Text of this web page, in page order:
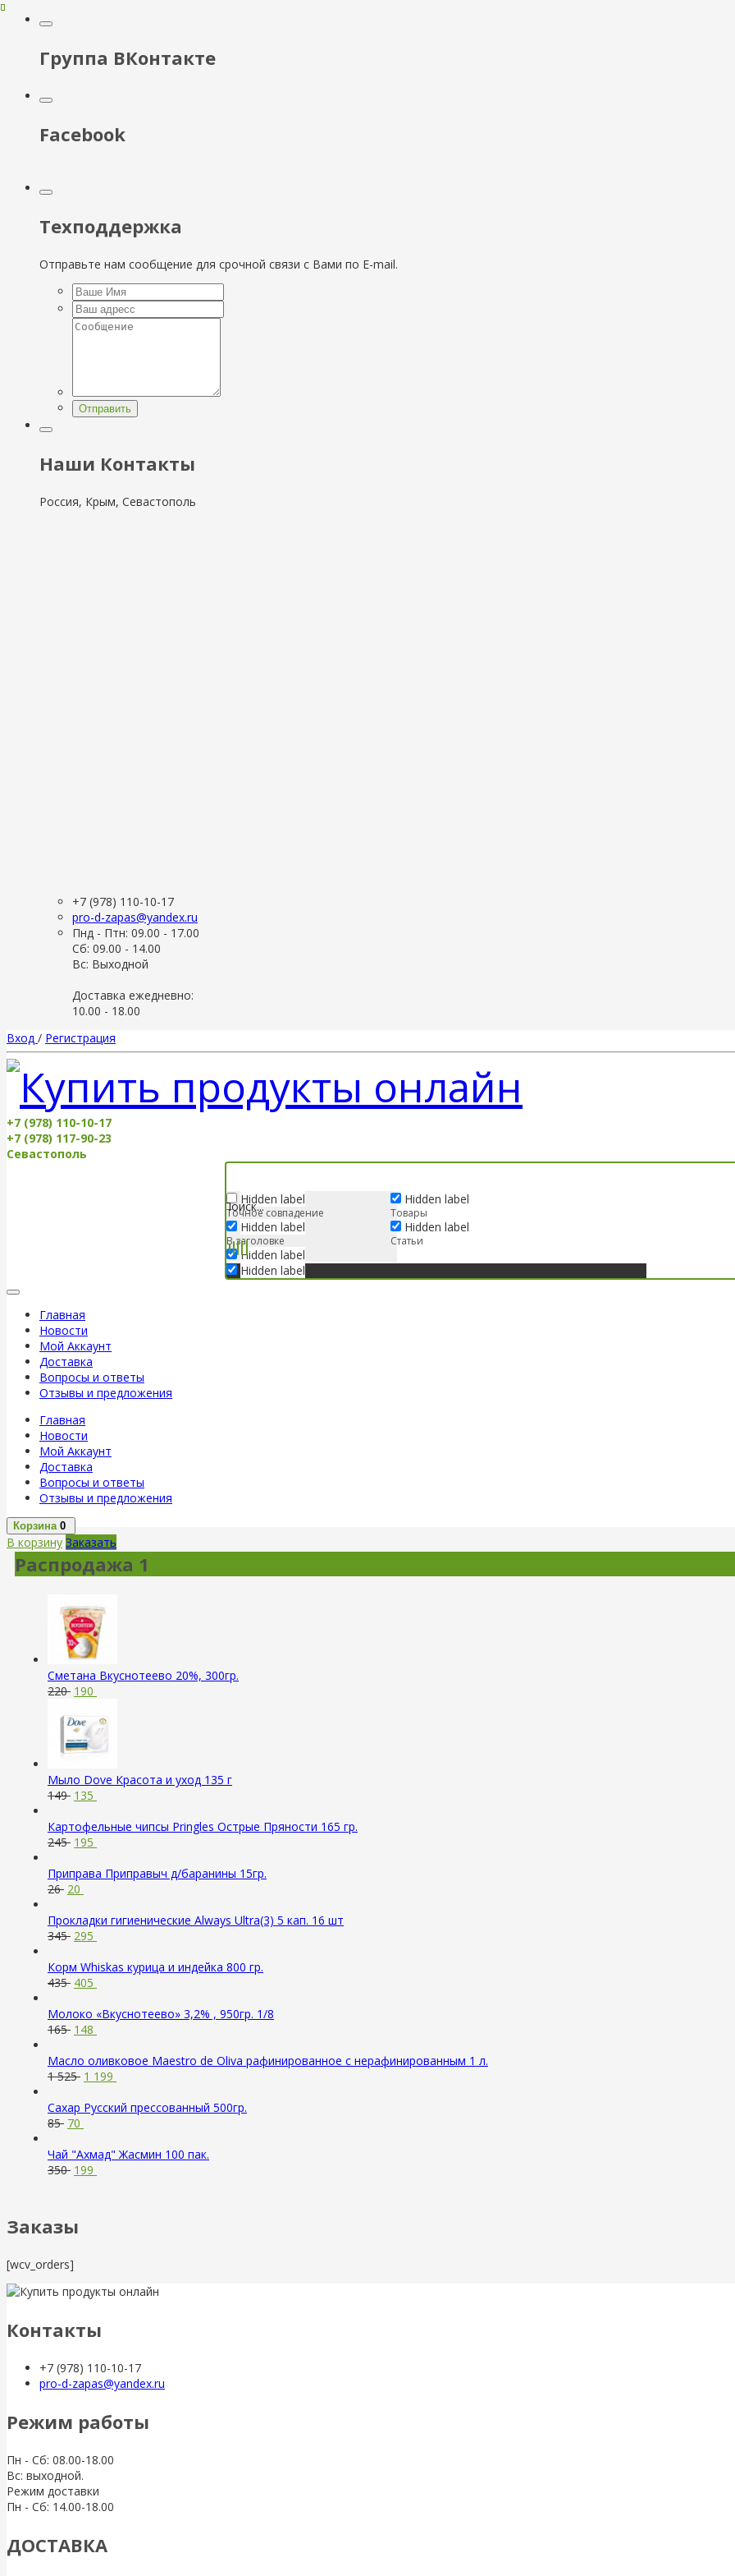
Группа ВКонтакте
Facebook
Техподдержка
Отправьте нам сообщение для срочной связи с Вами по E-mail.
Отправить
Наши Контакты
Россия, Крым, Севастополь
+7 (978) 110-10-17
pro-d-zapas@yandex.ru
Пнд - Птн: 09.00 - 17.00
Сб: 09.00 - 14.00
Вс: Выходной
Доставка ежедневно:
10.00 - 18.00
Вход / Регистрация
+7 (978) 110-10-17
+7 (978) 117-90-23
Севастополь
Hidden label
Точное совпадение
Hidden label
В заголовке
Hidden label
Hidden label
Hidden label
Товары
Hidden label
Статьи
Главная
Новости
Мой Аккаунт
Доставка
Вопросы и ответы
Отзывы и предложения
Главная
Новости
Мой Аккаунт
Доставка
Вопросы и ответы
Отзывы и предложения
Корзина 0
В корзину Заказать
Распродажа 1
Сметана Вкуснотеево 20%, 300гр.
220 190
Мыло Dove Красота и уход 135 г
149 135
Картофельные чипсы Pringles Острые Пряности 165 гр.
245 195
Приправа Приправыч д/баранины 15гр.
26 20
Прокладки гигиенические Always Ultra(3) 5 кап. 16 шт
345 295
Корм Whiskas курица и индейка 800 гр.
435 405
Молоко «Вкуснотеево» 3,2% , 950гр. 1/8
165 148
Масло оливковое Maestro de Oliva рафинированное с нерафинированным 1 л.
1 525 1 199
Сахар Русский прессованный 500гр.
85 70
Чай "Ахмад" Жасмин 100 пак.
350 199
Заказы
[wcv_orders]
Контакты
+7 (978) 110-10-17
pro-d-zapas@yandex.ru
Режим работы
Пн - Сб: 08.00-18.00
Вс: выходной.
Режим доставки
Пн - Сб: 14.00-18.00
ДОСТАВКА